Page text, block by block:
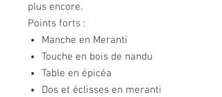
plus encore.
Points forts :
Manche en Meranti
Touche en bois de nandu
Table en épicéa
Dos et éclisses en meranti